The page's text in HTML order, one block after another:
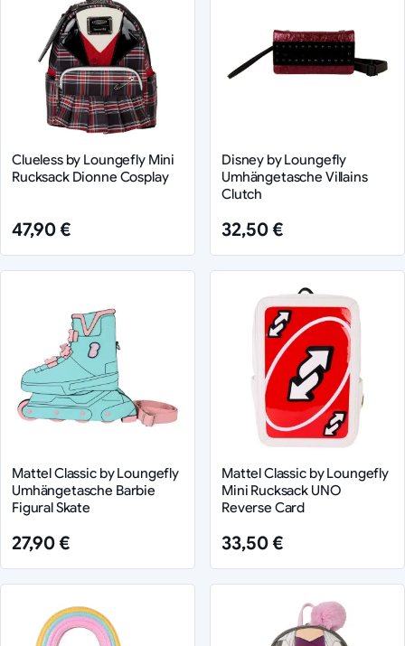
Clueless by Loungefly Mini
Rucksack Dionne Cosplay
47,90 €
Disney by Loungefly
Umhängetasche Villains
Clutch
32,50 €
Mattel Classic by Loungefly
Umhängetasche Barbie
Figural Skate
27,90 €
Mattel Classic by Loungefly
Mini Rucksack UNO
Reverse Card
33,50 €